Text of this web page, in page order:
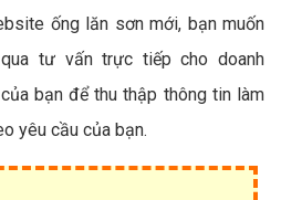
ống lăn sơn mới, bạn muốn
tư vấn trực tiếp cho doanh
bạn để thu thập thông tin làm
yêu cầu của bạn.